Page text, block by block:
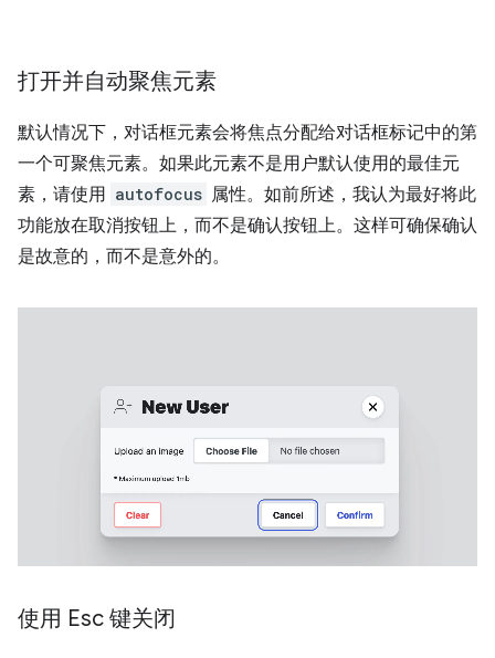
打开并自动聚焦元素
默认情况下，对话框元素会将焦点分配给对话框标记中的第
一个可聚焦元素。如果此元素不是用户默认使用的最佳元
素，请使用 autofocus 属性。如前所述，我认为最好将此
功能放在取消按钮上，而不是确认按钮上。这样可确保确认
是故意的，而不是意外的。
使用 Esc 键关闭